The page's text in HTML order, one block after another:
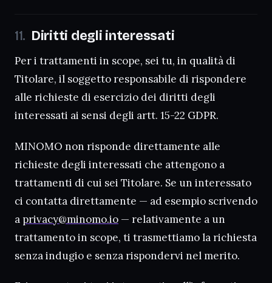
Diritti degli interessati
Per i trattamenti in scope, sei tu, in qualità di
Titolare, il soggetto responsabile di rispondere
alle richieste di esercizio dei diritti degli
interessati ai sensi degli artt. 15-22 GDPR.
MINOMO non risponde direttamente alle
richieste degli interessati che attengono a
trattamenti di cui sei Titolare. Se un interessato
ci contatta direttamente — ad esempio scrivendo
a privacy@minomo.io — relativamente a un
trattamento in scope, ti trasmettiamo la richiesta
senza indugio e senza rispondervi nel merito.